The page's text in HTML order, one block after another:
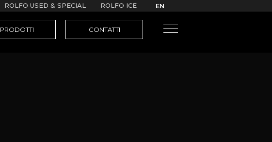
ROLFO USED & SPECIAL ROLFO ICE EN
PRODOTTI CONTATTI